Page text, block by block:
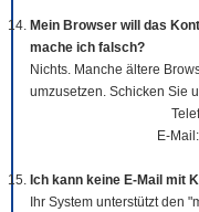
Mein Browser will das
mache ich falsch?
Nichts. Manche ältere
umzusetzen. Schicken Sie
E-Mail:
Ich kann keine E-Mail mit
Ihr System unterstützt den